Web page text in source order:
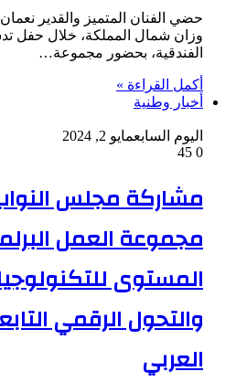
حضي الفنان المتميز والقدير
وزان شمال المملكة، خلال حفل
الفندقية، بحضور مجموعة…
أكمل القراءة »
أخبار وطنية
اليوم السابعمايو 2, 2024
0
مشاركة مجلس
مجموعة العمل
المستوى للتكنولوجيا
والتحول الرقمي
العربي